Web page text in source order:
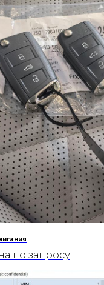
по запросу